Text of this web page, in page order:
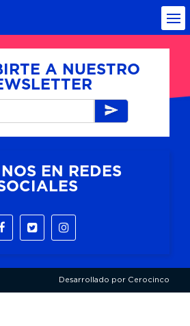
A NUESTRO
EN REDES
Desarrollado por Cerocinco